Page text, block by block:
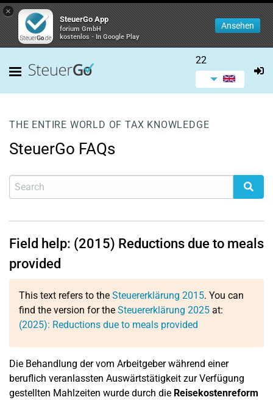
×
SteuerGo App
forium GmbH
kostenlos - In Google Play
Ansehen
22
THE ENTIRE WORLD OF TAX KNOWLEDGE
SteuerGo FAQs
Field help: (2015) Reductions due to meals
provided
This text refers to the Steuererklärung 2015. You can
find the version for the Steuererklärung 2025 at:
(2025): Reductions due to meals provided
Die Behandlung der vom Arbeitgeber während einer
beruflich veranlassten Auswärtstätigkeit zur Verfügung
gestellten Mahlzeiten wurde durch die Reisekostenreform